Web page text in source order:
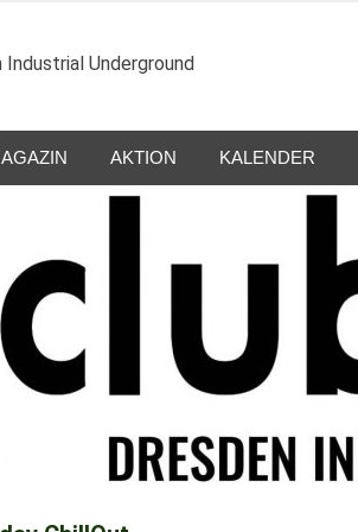
Underground
AKTION KALENDER